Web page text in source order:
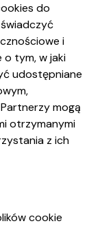
do
i
o tym, w jaki
udostępniane
mogą
otrzymanymi
z ich
cookie